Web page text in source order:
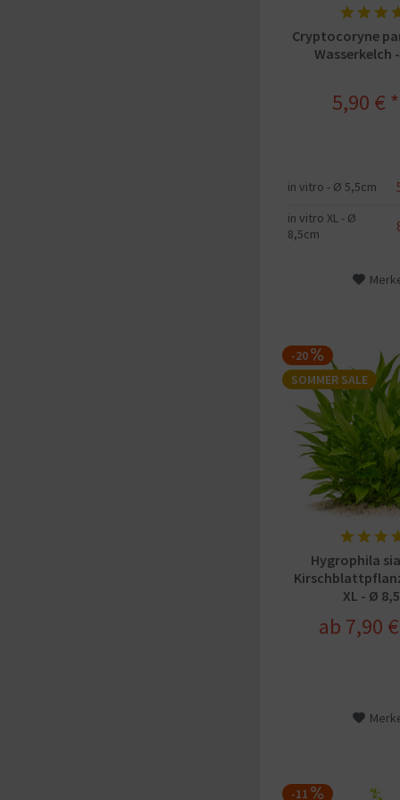
Cryptocoryne
Wasserkelch
5,90 € *
in vitro - Ø 5,5cm
in vitro XL - Ø
8,5cm
-20
SOMMER SALE
Hygrophila
XL - Ø
ab 7,90
-11